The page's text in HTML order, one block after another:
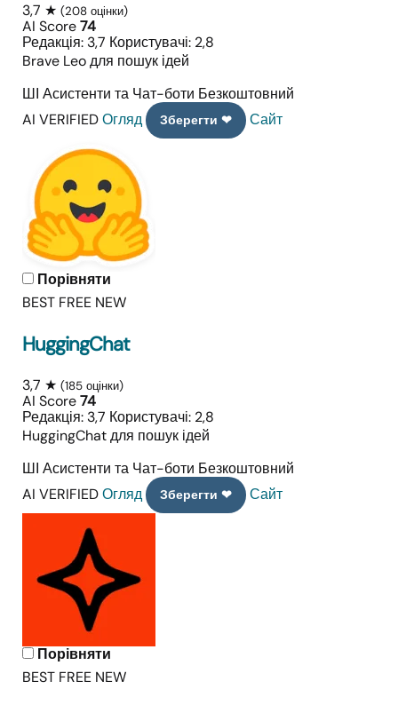
3,7 ★ (208 оцінки)
AI Score74
Редакція: 3,7 Користувачі: 2,8
Brave Leo для пошук ідей
ШІ Асистенти та Чат-боти Безкоштовний
AI VERIFIEDОгляд Зберегти ❤ Сайт
Порівняти
BEST FREE NEW
HuggingChat
3,7 ★ (185 оцінки)
AI Score74
Редакція: 3,7 Користувачі: 2,8
HuggingChat для пошук ідей
ШІ Асистенти та Чат-боти Безкоштовний
AI VERIFIEDОгляд Зберегти ❤ Сайт
Порівняти
BEST FREE NEW